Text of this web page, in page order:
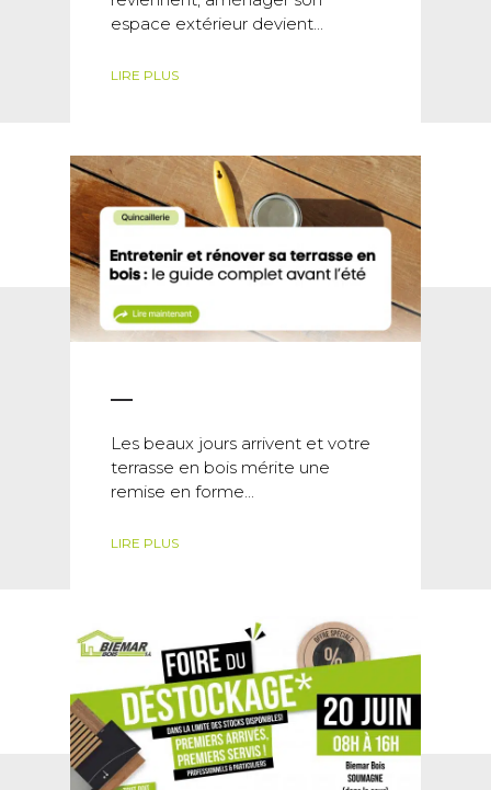
espace extérieur devient...
LIRE PLUS
Les beaux jours arrivent et votre
terrasse en bois mérite une
remise en forme...
LIRE PLUS